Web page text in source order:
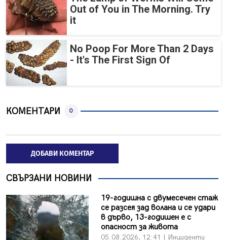
Out of You in The Morning. Try
it
No Poop For More Than 2 Days
- It's The First Sign Of
КОМЕНТАРИ 0
ДОБАВИ КОМЕНТАР
СВЪРЗАНИ НОВИНИ
19-годишна с двумесечен стаж
се разсея зад волана и се удари
в дърво, 13-годишен е с
опасност за живота
05.08.2026, 12:41 | Инциденти